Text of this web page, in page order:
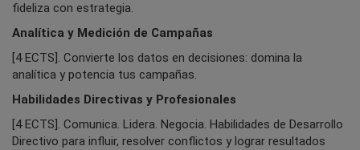
fideliza con estrategia.
Analítica y Medición de Campañas
[4 ECTS]. Convierte los datos en decisiones: domina la
analítica y potencia tus campañas.
Habilidades Directivas y Profesionales
[4 ECTS]. Comunica. Lidera. Negocia. Habilidades de Desarrollo
Directivo para influir, resolver conflictos y lograr resultados